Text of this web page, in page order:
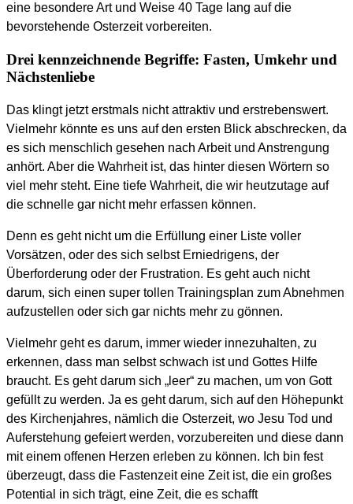
eine besondere Art und Weise 40 Tage lang auf die
bevorstehende Osterzeit vorbereiten.
Drei kennzeichnende Begriffe: Fasten, Umkehr und
Nächstenliebe
Das klingt jetzt erstmals nicht attraktiv und erstrebenswert.
Vielmehr könnte es uns auf den ersten Blick abschrecken, da
es sich menschlich gesehen nach Arbeit und Anstrengung
anhört. Aber die Wahrheit ist, das hinter diesen Wörtern so
viel mehr steht. Eine tiefe Wahrheit, die wir heutzutage auf
die schnelle gar nicht mehr erfassen können.
Denn es geht nicht um die Erfüllung einer Liste voller
Vorsätzen, oder des sich selbst Erniedrigens, der
Überforderung oder der Frustration. Es geht auch nicht
darum, sich einen super tollen Trainingsplan zum Abnehmen
aufzustellen oder sich gar nichts mehr zu gönnen.
Vielmehr geht es darum, immer wieder innezuhalten, zu
erkennen, dass man selbst schwach ist und Gottes Hilfe
braucht. Es geht darum sich „leer“ zu machen, um von Gott
gefüllt zu werden. Ja es geht darum, sich auf den Höhepunkt
des Kirchenjahres, nämlich die Osterzeit, wo Jesu Tod und
Auferstehung gefeiert werden, vorzubereiten und diese dann
mit einem offenen Herzen erleben zu können. Ich bin fest
überzeugt, dass die Fastenzeit eine Zeit ist, die ein großes
Potential in sich trägt, eine Zeit, die es schafft